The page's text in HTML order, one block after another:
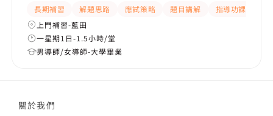
長期補習 解題思路 應試策略 題目講解 指導功課
上門補習-藍田
一星期1日-1.5小時/堂
男導師/女導師-大學畢業
關於我們